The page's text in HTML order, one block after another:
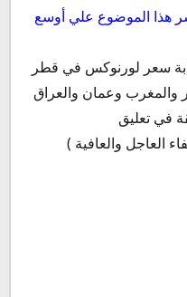
هذا الموضوع علي أوسع
سعر لورنوكس في قطر
والمغرب وعمان والعراق
في تعليق
العاجل والعافية )